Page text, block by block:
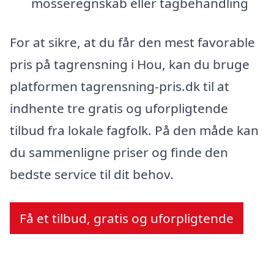
For at sikre, at du får den mest favorable
pris på tagrensning i Hou, kan du bruge
platformen tagrensning-pris.dk til at
indhente tre gratis og uforpligtende
tilbud fra lokale fagfolk. På den måde kan
du sammenligne priser og finde den
bedste service til dit behov.
Få et tilbud, gratis og uforpligtende